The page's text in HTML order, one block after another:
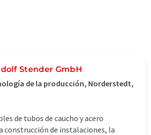
Stender GmbH
de la producción, Norderstedt,
de tubos de caucho y acero
construcción de instalaciones, la